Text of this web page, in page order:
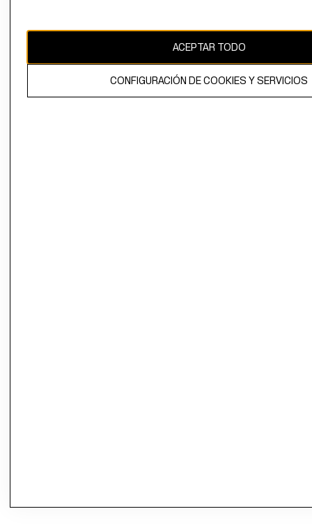
CAMBIAR REGIÓN
ACEPTAR TODO
CONFIGURACIÓN DE COOKIES Y SERVICIOS